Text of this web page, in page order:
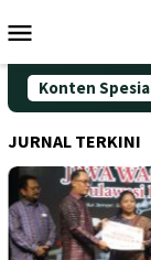
ke
Mobile
Konten
Peringati HUT
JURNAL TERKINI